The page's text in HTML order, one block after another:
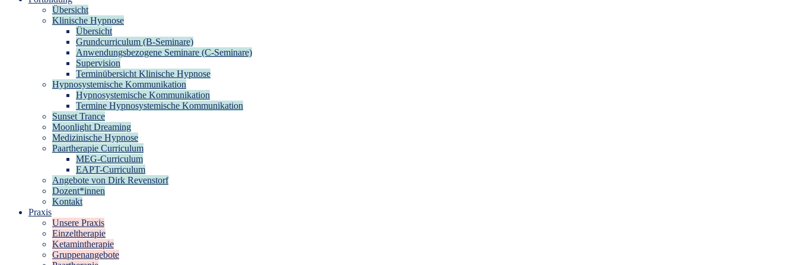
Übersicht
Klinische Hypnose
Übersicht
Grundcurriculum (B-Seminare)
Anwendungsbezogene Seminare (C-Seminare)
Supervision
Terminübersicht Klinische Hypnose
Hypnosystemische Kommunikation
Hypnosystemische Kommunikation
Termine Hypnosystemische Kommunikation
Sunset Trance
Moonlight Dreaming
Medizinische Hypnose
Paartherapie Curriculum
MEG-Curriculum
EAPT-Curriculum
Angebote von Dirk Revenstorf
Dozent*innen
Kontakt
Praxis
Unsere Praxis
Einzeltherapie
Ketamintherapie
Gruppenangebote